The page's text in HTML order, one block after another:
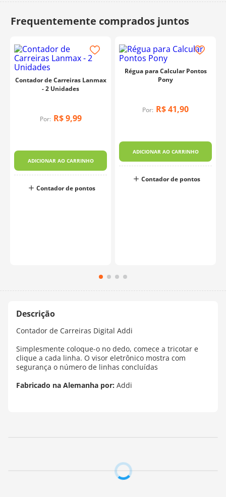
Contador de Carreiras Lanmax
- 2 Unidades
Por: R$ 9,99
ADICIONAR AO CARRINHO
Contador de pontos
Régua para Calcular Pontos
Pony
Por: R$41,90
ADICIONAR AO CARRINHO
Contador de pontos
Contador de Carreiras Digital Addi
Simplesmente coloque-o no dedo, comece a tricotar e
clique a cada linha. O visor eletrônico mostra com
segurança o número de linhas concluídas
Fabricado na Alemanha por: Addi